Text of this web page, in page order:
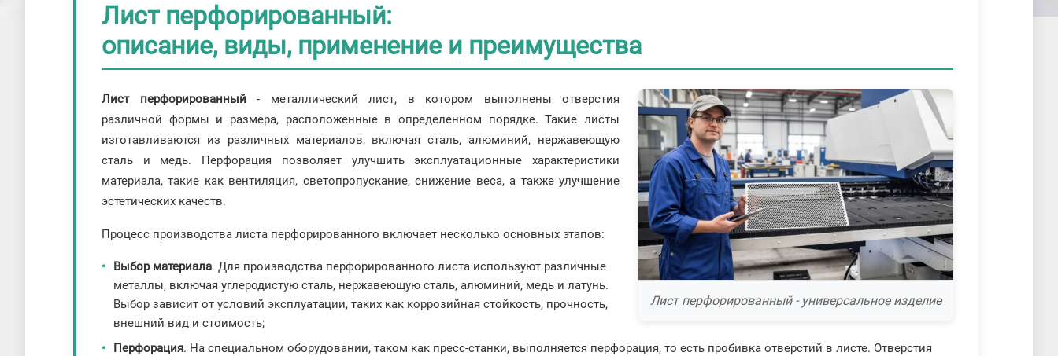
Лист перфорированный:
описание, виды, применение и преимущества
Лист перфорированный - универсальное изделие
Лист перфорированный- металлический лист, в котором выполнены отверстия
различной формы и размера, расположенные в определенном порядке. Такие листы
изготавливаются из различных материалов, включая сталь, алюминий, нержавеющую
сталь и медь. Перфорация позволяет улучшить эксплуатационные характеристики
материала, такие как вентиляция, светопропускание, снижение веса, а также улучшение
эстетических качеств.
Процесс производства листа перфорированного включает несколько основных этапов:
Выбор материала. Для производства перфорированного листа используют различные
металлы, включая углеродистую сталь, нержавеющую сталь, алюминий, медь и латунь.
Выбор зависит от условий эксплуатации, таких как коррозийная стойкость, прочность,
внешний вид и стоимость;
Перфорация. На специальном оборудовании, таком как пресс-станки, выполняется перфорация, то есть пробивка отверстий в листе. Отверстия